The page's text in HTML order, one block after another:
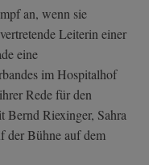
an, wenn sie
Leiterin einer
eine
im Hospitalhof
Rede für den
Bernd Riexinger, Sahra
der Bühne auf dem